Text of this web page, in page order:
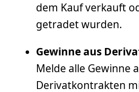
dem Kauf verkauft
getradet wurden.
Gewinne aus
Melde alle Gewinne
Derivatkontrakten